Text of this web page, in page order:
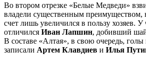
Во втором отрезке «Белые Медведи»
владели существенным преимуществом,
счет лишь увеличился в пользу хозяев. У
отличился Иван Лапшин, добивший
В составе «Алтая», в свою очередь, голы
записали Артем Клавдиев и Илья